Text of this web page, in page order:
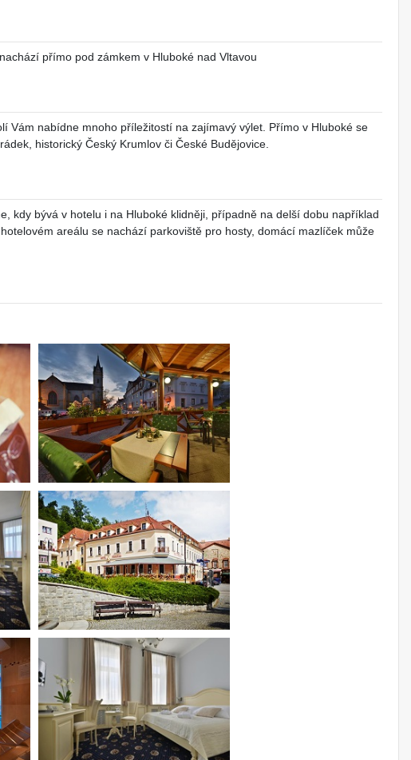
přímo pod zámkem v Hluboké nad Vltavou
Vám nabídne mnoho příležitostí na zajímavý výlet. Přímo v Hluboké se
historický Český Krumlov či České Budějovice.
kdy bývá v hotelu i na Hluboké klidněji, případně na delší dobu například
areálu se nachází parkoviště pro hosty, domácí mazlíček může